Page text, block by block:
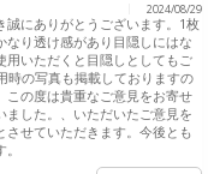
2024/08/29
誠にありがとうございます。1枚
なり透け感があり目隠しにはな
用いただくと目隠しとしてもご
時の写真も掲載しておりますの
この度は貴重なご意見をお寄せ
ました。、いただいたご意見を
させていただきます。今後とも